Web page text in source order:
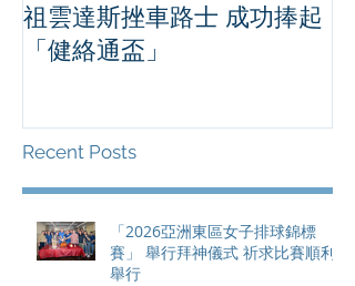
祖雲達斯挫車路士 成功捧起
「健絡通盃」
Recent Posts
「2026亞洲東區女子排球錦標
賽」 舉行拜神儀式 祈求比賽順利
舉行